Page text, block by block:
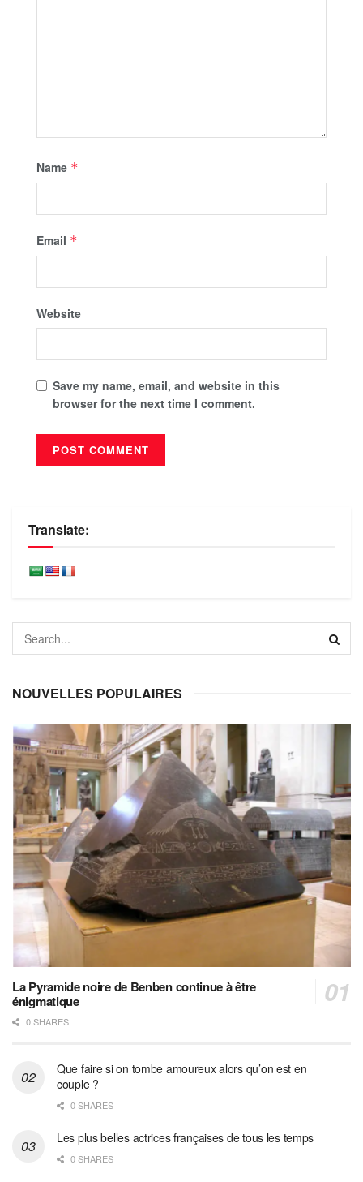
Name *
Email *
Website
Save my name, email, and website in this
browser for the next time I comment.
Translate:
NOUVELLES POPULAIRES
La Pyramide noire de Benben continue à être
énigmatique
0 SHARES
Que faire si on tombe amoureux alors qu’on est en
couple ?
0 SHARES
Les plus belles actrices françaises de tous les temps
0 SHARES